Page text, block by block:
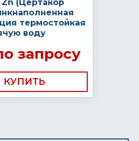
(Цертакор
термостойкая
воду
запросу
КУПИТЬ